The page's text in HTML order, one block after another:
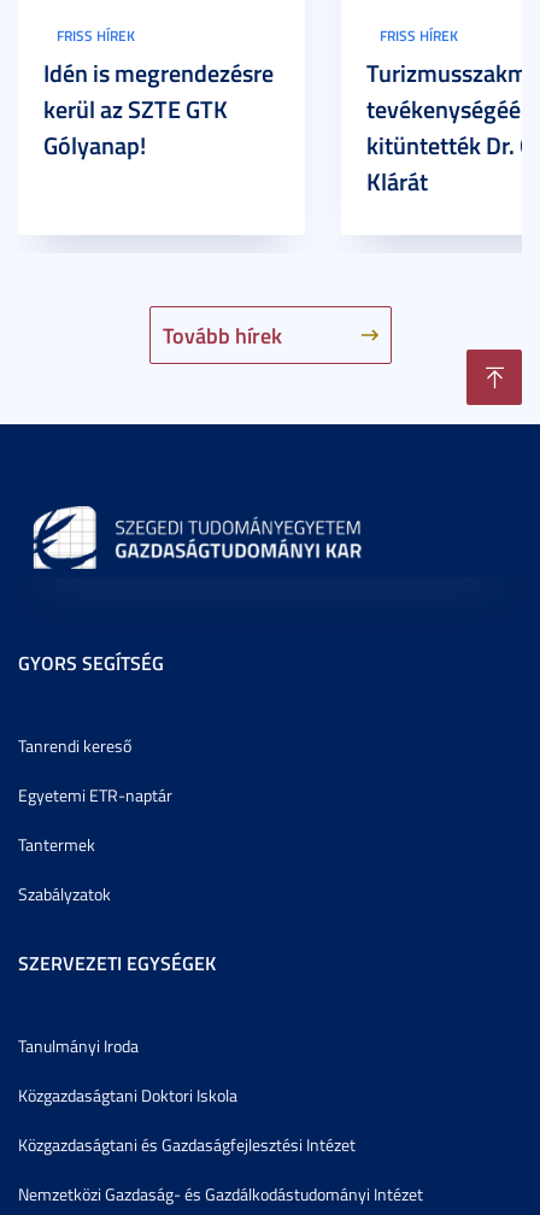
Tovább hírek
FRISS HÍREK
Idén is megrendezésre
kerül az SZTE GTK
Gólyanap!
FRISS HÍREK
tevékenységéért
kitüntették Dr.
Klárát
GYORS SEGÍTSÉG
Tanrendi kereső
Egyetemi ETR-naptár
Tantermek
Szabályzatok
SZERVEZETI EGYSÉGEK
Tanulmányi Iroda
Közgazdaságtani Doktori Iskola
Közgazdaságtani és Gazdaságfejlesztési Intézet
Nemzetközi Gazdaság- és Gazdálkodástudományi Intézet